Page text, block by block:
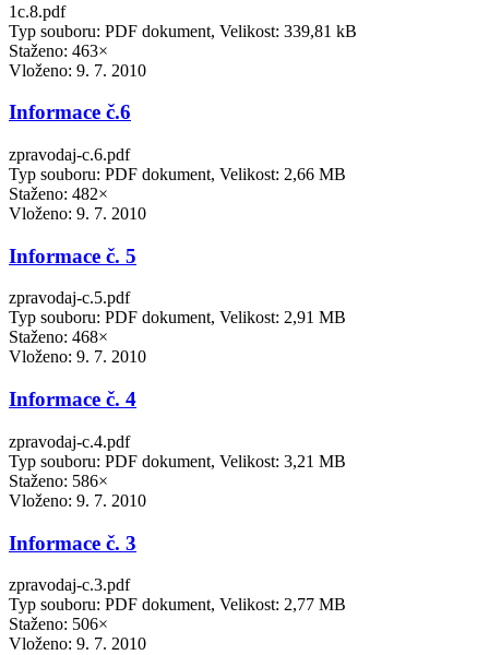
1c.8.pdf
Typ souboru: PDF dokument, Velikost: 339,81 kB
Staženo: 463×
Vloženo: 9. 7. 2010
Informace č.6
zpravodaj-c.6.pdf
Typ souboru: PDF dokument, Velikost: 2,66 MB
Staženo: 482×
Vloženo: 9. 7. 2010
Informace č. 5
zpravodaj-c.5.pdf
Typ souboru: PDF dokument, Velikost: 2,91 MB
Staženo: 468×
Vloženo: 9. 7. 2010
Informace č. 4
zpravodaj-c.4.pdf
Typ souboru: PDF dokument, Velikost: 3,21 MB
Staženo: 586×
Vloženo: 9. 7. 2010
Informace č. 3
zpravodaj-c.3.pdf
Typ souboru: PDF dokument, Velikost: 2,77 MB
Staženo: 506×
Vloženo: 9. 7. 2010